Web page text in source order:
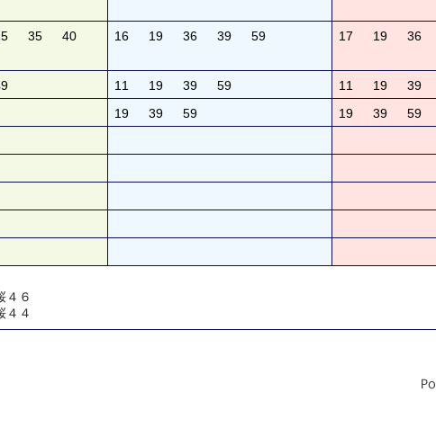
35
40
16 19 36 39 59 17 19 36
11 19 39 59 11 19 39
19 39 59 19 39
59
４６
４４